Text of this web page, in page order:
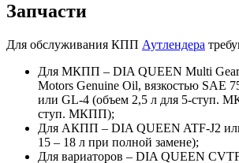
Запчасти
Для обслуживания КПП Аутлендера
Для МКПП – DIA QUEEN Multi
Motors Genuine Oil, вязкостью SAE
или GL-4 (объем 2,5 л для 5-ступ.
ступ. МКПП);
Для АКПП – DIA QUEEN ATF-J2
15 – 18 л при полной замене);
Для вариаторов – DIA QUEEN